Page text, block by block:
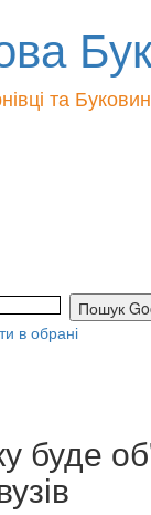
та
в обрані
буде